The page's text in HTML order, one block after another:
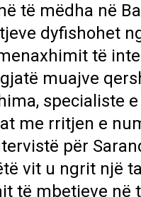
të mëdha në
dyfishohet
të
muajve
specialiste
me rritjen e
për
vit u ngrit një
të mbetjeve në